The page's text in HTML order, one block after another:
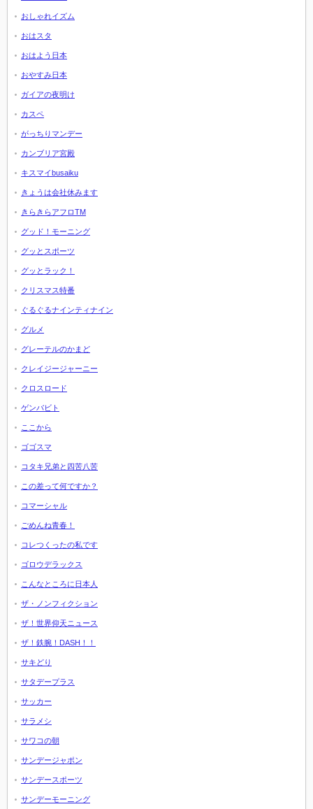
おしゃれイズム
おはスタ
おはよう日本
おやすみ日本
ガイアの夜明け
カスペ
がっちりマンデー
カンブリア宮殿
キスマイbusaiku
きょうは会社休みます
きらきらアフロTM
グッド！モーニング
グッとスポーツ
グッとラック！
クリスマス特番
ぐるぐるナインティナイン
グルメ
グレーテルのかまど
クレイジージャーニー
クロスロード
ゲンバビト
ここから
ゴゴスマ
コタキ兄弟と四苦八苦
この差って何ですか？
コマーシャル
ごめんね青春！
コレつくったの私です
ゴロウデラックス
こんなところに日本人
ザ・ノンフィクション
ザ！世界仰天ニュース
ザ！鉄腕！DASH！！
サキどり
サタデープラス
サッカー
サラメシ
サワコの朝
サンデージャポン
サンデースポーツ
サンデーモーニング